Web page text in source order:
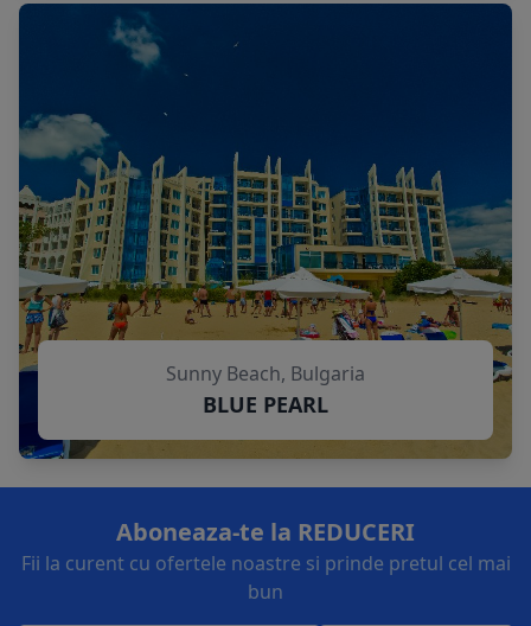
Sunny Beach, Bulgaria
BLUE PEARL
Aboneaza-te la REDUCERI
Fii la curent cu ofertele noastre si prinde pretul cel mai
bun